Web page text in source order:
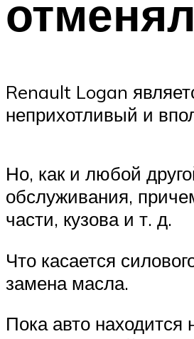
отменял
Renault Logan
неприхотливый и
Но, как и любой
обслуживания,
части, кузова и т. д.
Что касается
замена масла.
Пока авто находится